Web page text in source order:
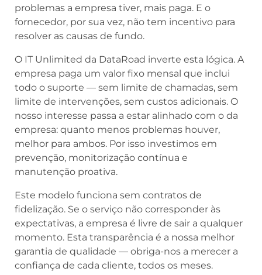
problemas a empresa tiver, mais paga. E o
fornecedor, por sua vez, não tem incentivo para
resolver as causas de fundo.
O IT Unlimited da DataRoad inverte esta lógica. A
empresa paga um valor fixo mensal que inclui
todo o suporte — sem limite de chamadas, sem
limite de intervenções, sem custos adicionais. O
nosso interesse passa a estar alinhado com o da
empresa: quanto menos problemas houver,
melhor para ambos. Por isso investimos em
prevenção, monitorização contínua e
manutenção proativa.
Este modelo funciona sem contratos de
fidelização. Se o serviço não corresponder às
expectativas, a empresa é livre de sair a qualquer
momento. Esta transparência é a nossa melhor
garantia de qualidade — obriga-nos a merecer a
confiança de cada cliente, todos os meses.